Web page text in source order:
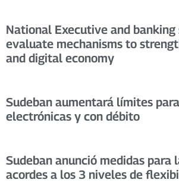
National Executive and
evaluate mechanisms to
and digital economy
Sudeban aumentará límites
electrónicas y con débito
Sudeban anunció medidas para
acordes a los 3 niveles de